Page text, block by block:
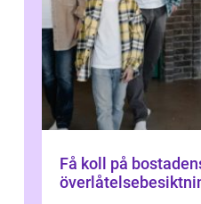
Få koll på